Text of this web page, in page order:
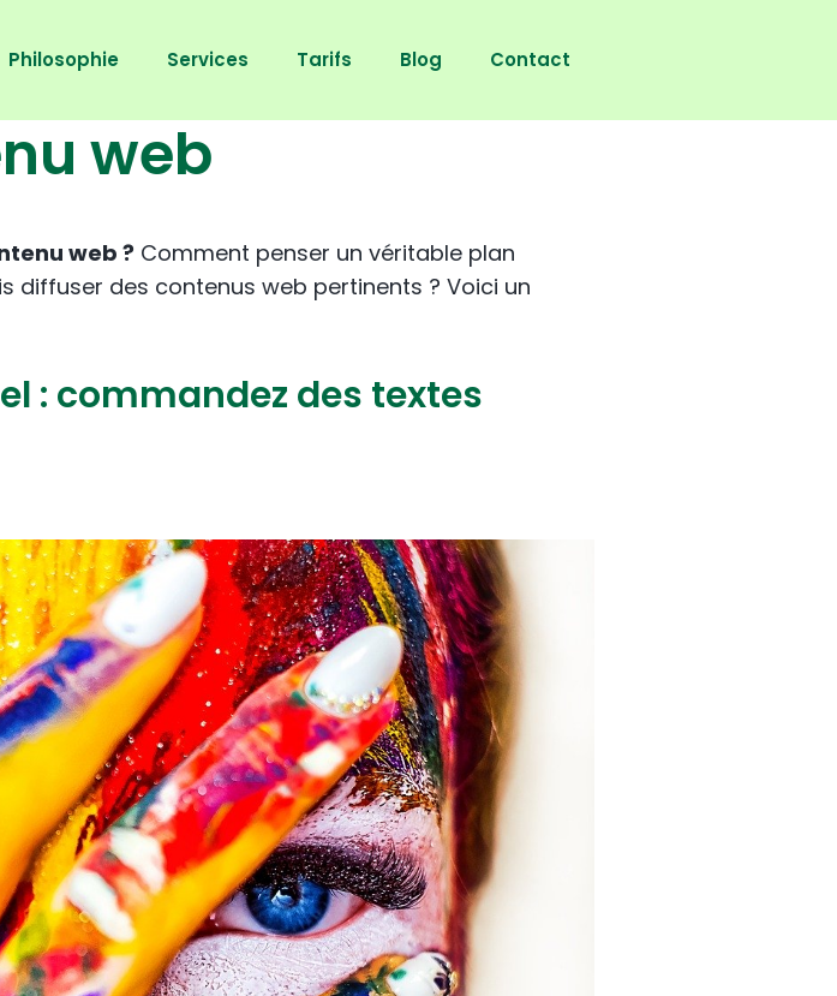
Philosophie Services Tarifs Blog Contact
web
web ? Comment penser un véritable plan
diffuser des contenus web pertinents ? Voici un
: commandez des textes